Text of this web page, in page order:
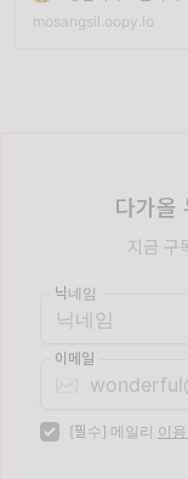
mosangsil.oopy.io
다가올
지금 구
닉네임
이메일
✉️
[필수] 메일리 이